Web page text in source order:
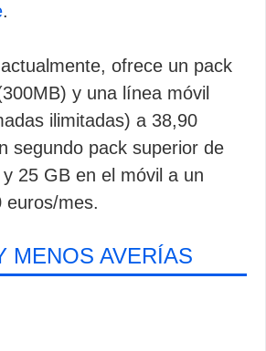
.
ofrece un pack
y una línea móvil
ilimitadas) a 38,90
segundo pack superior de
25 GB en el móvil a un
euros/mes.
MENOS AVERÍAS